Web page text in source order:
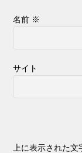
名前 ※
サイト
上に表示された文